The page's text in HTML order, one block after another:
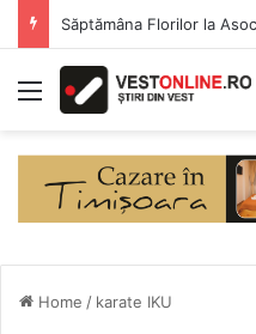
Săptămâna Florilor la
Menu
Home / karate IKU